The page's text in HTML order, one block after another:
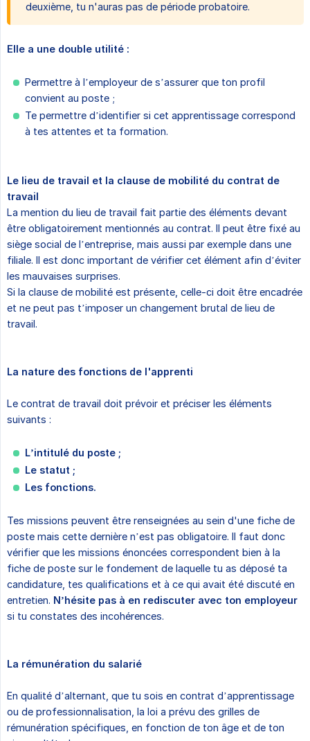
deuxième, tu n'auras pas de période probatoire.
Elle a une double utilité :
Permettre à l’employeur de s’assurer que ton profil
convient au poste ;
Te permettre d’identifier si cet apprentissage correspond
à tes attentes et ta formation.
Le lieu de travail et la clause de mobilité du contrat de
travail
La mention du lieu de travail fait partie des éléments devant
être obligatoirement mentionnés au contrat. Il peut être fixé au
siège social de l’entreprise, mais aussi par exemple dans une
filiale. Il est donc important de vérifier cet élément afin d’éviter
les mauvaises surprises.
Si la clause de mobilité est présente, celle-ci doit être encadrée
et ne peut pas t’imposer un changement brutal de lieu de
travail.
La nature des fonctions de l'apprenti
Le contrat de travail doit prévoir et préciser les éléments
suivants :
L’intitulé du poste ;
Le statut ;
Les fonctions.
Tes missions peuvent être renseignées au sein d'une fiche de
poste mais cette dernière n’est pas obligatoire. Il faut donc
vérifier que les missions énoncées correspondent bien à la
fiche de poste sur le fondement de laquelle tu as déposé ta
candidature, tes qualifications et à ce qui avait été discuté en
entretien. N’hésite pas à en rediscuter avec ton employeur
si tu constates des incohérences.
La rémunération du salarié
En qualité d’alternant, que tu sois en contrat d’apprentissage
ou de professionnalisation, la loi a prévu des grilles de
rémunération spécifiques, en fonction de ton âge et de ton